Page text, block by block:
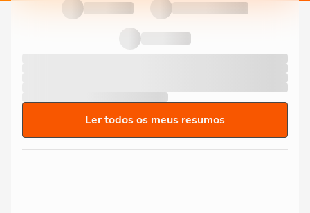
Ler todos os meus resumos